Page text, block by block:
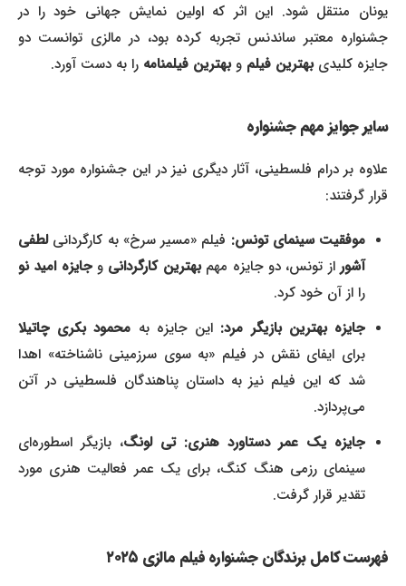
یونان منتقل شود. این اثر که اولین نمایش جهانی خود را در
جشنواره معتبر ساندنس تجربه کرده بود، در مالزی توانست دو
جایزه کلیدیبهترین فیلموبهترین فیلمنامهرا به دست آورد.
سایر جوایز مهم جشنواره
علاوه بر درام فلسطینی، آثار دیگری نیز در این جشنواره مورد توجه
قرار گرفتند:
موفقیت سینمای تونس:فیلم «مسیر سرخ» به کارگردانیلطفی
آشوراز تونس، دو جایزه مهمبهترین کارگردانیوجایزه امید نو
را از آن خود کرد.
جایزه بهترین بازیگر مرد:این جایزه بهمحمود بکری چاتیلا
برای ایفای نقش در فیلم «به سوی سرزمینی ناشناخته» اهدا
شد که این فیلم نیز به داستان پناهندگان فلسطینی در آتن
می‌پردازد.
جایزه یک عمر دستاورد هنری: تی لونگ، بازیگر اسطوره‌ای
سینمای رزمی هنگ کنگ، برای یک عمر فعالیت هنری مورد
تقدیر قرار گرفت.
فهرست کامل برندگان جشنواره فیلم مالزی ۲۰۲۵